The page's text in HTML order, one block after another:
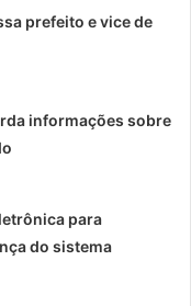
prefeito e vice de
informações sobre
para
do sistema